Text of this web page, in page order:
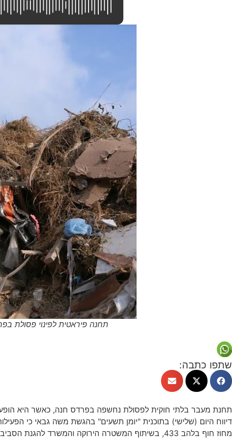
תחנה פיראטית לפינוי פסולת
שתפו כתבה:
תחנת מעבר בלתי חוקית לפסולת נחשפה בפרדס חנה, כאשר היא
דיווח היום (שלישי) בתוכנית "יומן תשעים" בהגשת משה גבאי כי